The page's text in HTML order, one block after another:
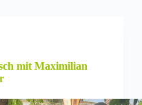
mit Maximilian